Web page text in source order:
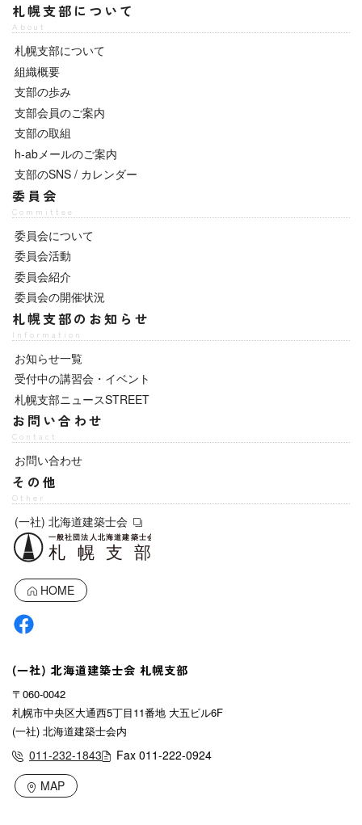
HOME
(一社) 北海道建築士会 札幌支部
〒060-0042
札幌市中央区大通西5丁目11番地 大五ビル6F
(一社) 北海道建築士会内
011-232-1843
Fax 011-222-0924
MAP
札幌支部について
About
札幌支部について
組織概要
支部の歩み
支部会員のご案内
支部の取組
h-abメールのご案内
支部のSNS / カレンダー
委員会
Committee
委員会について
委員会活動
委員会紹介
委員会の開催状況
札幌支部のお知らせ
Information
お知らせ一覧
受付中の講習会・イベント
札幌支部ニュースSTREET
お問い合わせ
Contact
お問い合わせ
その他
Other
(一社) 北海道建築士会